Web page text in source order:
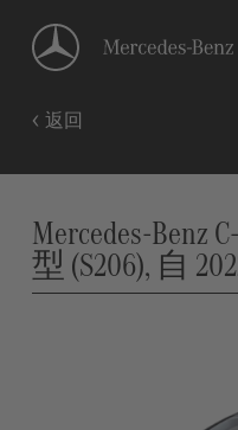
返回
Mercedes-Benz
型 (S206), 自